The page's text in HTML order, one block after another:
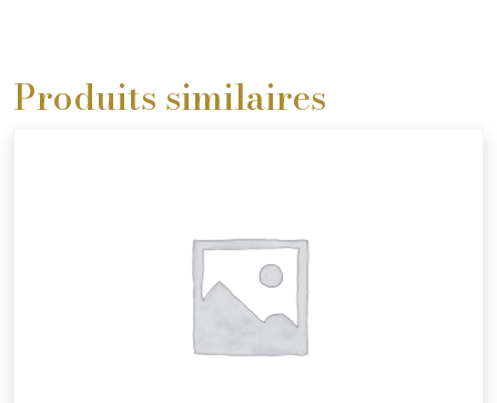
Produits similaires